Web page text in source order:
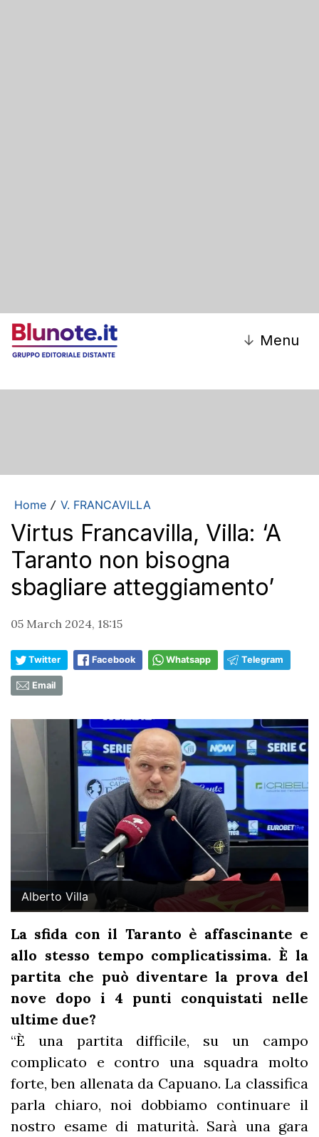
↓ Menu
Home / V. FRANCAVILLA
Virtus Francavilla, Villa: ‘A
Taranto non bisogna
sbagliare atteggiamento’
05 March 2024, 18:15
Twitter Facebook Whatsapp Telegram
Email
Alberto Villa
La sfida con il Taranto è affascinante e
allo stesso tempo complicatissima. È la
partita che può diventare la prova del
nove dopo i 4 punti conquistati nelle
ultime due?
“È una partita difficile, su un campo
complicato e contro una squadra molto
forte, ben allenata da Capuano. La classifica
parla chiaro, noi dobbiamo continuare il
nostro esame di maturità. Sarà una gara